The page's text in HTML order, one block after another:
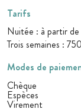
Tarifs
Nuitée : à partir
Trois semaines :
Modes de
Chèque
Espèces
Virement